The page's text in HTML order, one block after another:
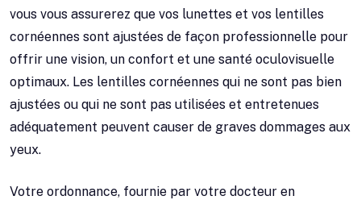
vous vous assurerez que vos lunettes et vos lentilles
cornéennes sont ajustées de façon professionnelle pour
offrir une vision, un confort et une santé oculovisuelle
optimaux. Les lentilles cornéennes qui ne sont pas bien
ajustées ou qui ne sont pas utilisées et entretenues
adéquatement peuvent causer de graves dommages aux
yeux.
Votre ordonnance, fournie par votre docteur en